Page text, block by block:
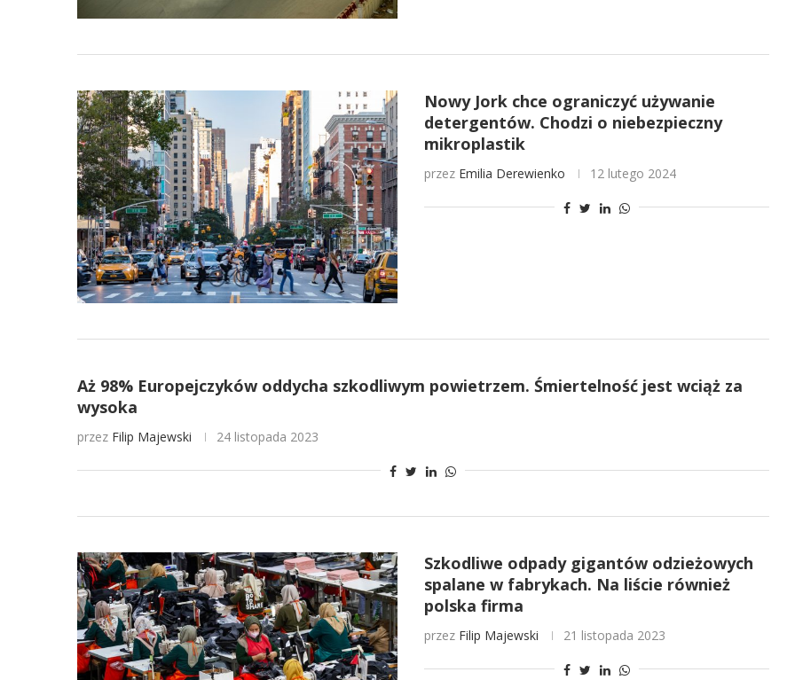
Nowy Jork chce ograniczyć używanie
detergentów. Chodzi o niebezpieczny
mikroplastik
przez Emilia Derewienko 12 lutego 2024
Aż 98% Europejczyków oddycha szkodliwym powietrzem. Śmiertelność jest wciąż za
wysoka
przez Filip Majewski 24 listopada 2023
Szkodliwe odpady gigantów odzieżowych
spalane w fabrykach. Na liście również
polska firma
przez Filip Majewski 21 listopada 2023